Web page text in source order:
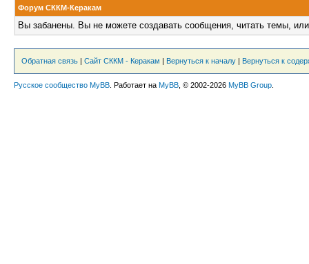
Форум СККМ-Керакам
Вы забанены. Вы не можете создавать сообщения, читать темы,
Обратная связь | Сайт СККМ - Керакам | Вернуться к началу | Вернуться к
Русское сообщество MyBB . Работает на MyBB , © 2002-2026 MyBB Group